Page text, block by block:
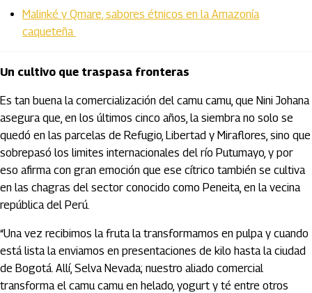
Malinké y Qmare, sabores étnicos en la Amazonía
caqueteña
Un cultivo que traspasa fronteras
Es tan buena la comercialización del camu camu, que Nini Johana
asegura que, en los últimos cinco años, la siembra no solo se
quedó en las parcelas de Refugio, Libertad y Miraflores, sino que
sobrepasó los limites internacionales del río Putumayo, y por
eso afirma con gran emoción que ese cítrico también se cultiva
en las chagras del sector conocido como Peneita, en la vecina
república del Perú.
“Una vez recibimos la fruta la transformamos en pulpa y cuando
está lista la enviamos en presentaciones de kilo hasta la ciudad
de Bogotá. Allí, Selva Nevada; nuestro aliado comercial
transforma el camu camu en helado, yogurt y té entre otros